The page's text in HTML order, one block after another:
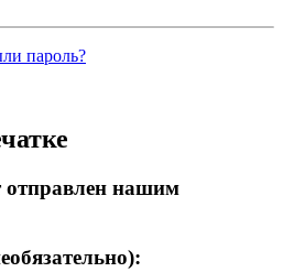
пароль?
отправлен нашим